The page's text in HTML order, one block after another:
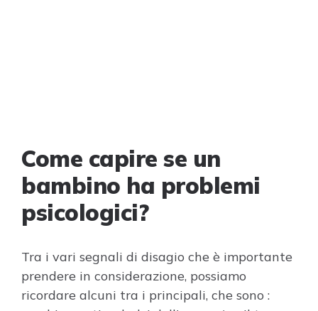
Come capire se un
bambino ha problemi
psicologici?
Tra i vari segnali di disagio che è importante
prendere in considerazione, possiamo
ricordare alcuni tra i principali, che sono :